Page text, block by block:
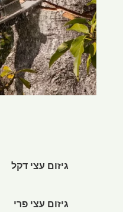
גיזום עצי דקל
גיזום עצי פרי